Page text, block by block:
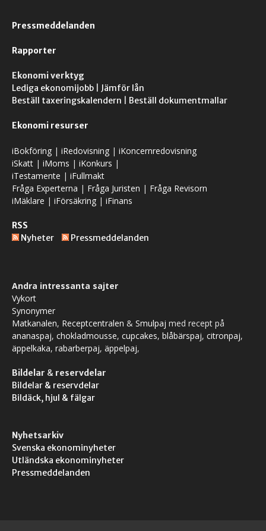
Pressmeddelanden
Rapporter
Ekonomi verktyg
Lediga ekonomijobb
Jämför lån
Beställ taxeringskalendern
Beställ dokumentmallar
Ekonomi resurser
iBokföring | iRedovisning | iKoncernredovisning
iSkatt | iMoms | iKonkurs |
iTestamente | iFullmakt
Fråga Experterna | Fråga Juristen | Fråga Revisorn
iMäklare | iFörsäkring | iFinans
RSS
Nyheter
Pressmeddelanden
Andra intressanta sajter
Vykort
Synonymer
Matkanalen, Receptcentralen & Smulpaj med recept på
ananaspaj, chokladmousse, cupcakes, blåbärspaj, citronpaj,
äppelkaka, rabarberpaj, äppelpaj,
Bildelar & reservdelar
Bildelar & reservdelar
Bildäck, hjul & fälgar
Nyhetsarkiv
Svenska ekonominyheter
Utländska ekonominyheter
Pressmeddelanden